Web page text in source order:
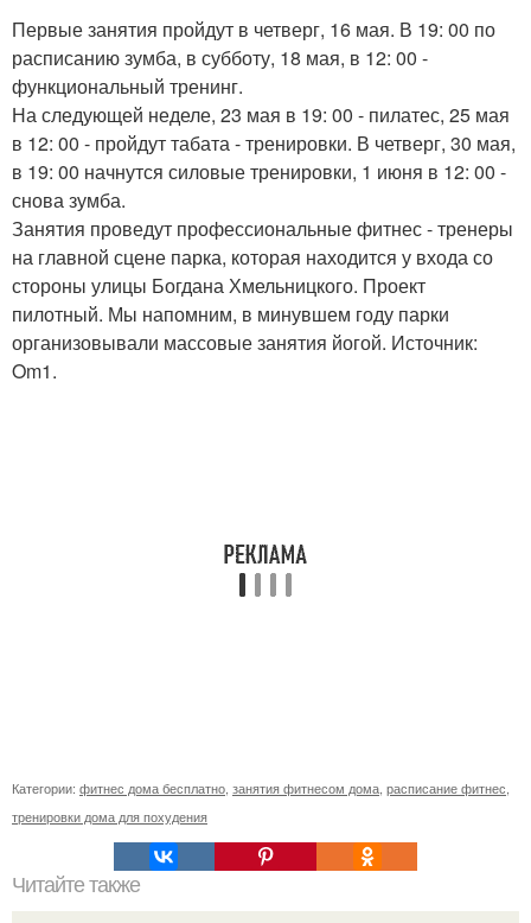
Первые занятия пройдут в четверг, 16 мая. В 19: 00 по
расписанию зумба, в субботу, 18 мая, в 12: 00 -
функциональный тренинг.
На следующей неделе, 23 мая в 19: 00 - пилатес, 25 мая
в 12: 00 - пройдут табата - тренировки. В четверг, 30 мая,
в 19: 00 начнутся силовые тренировки, 1 июня в 12: 00 -
снова зумба.
Занятия проведут профессиональные фитнес - тренеры
на главной сцене парка, которая находится у входа со
стороны улицы Богдана Хмельницкого. Проект
пилотный. Мы напомним, в минувшем году парки
организовывали массовые занятия йогой. Источник:
Om1.
Категории: фитнес дома бесплатно занятия фитнесом дома расписание фитнес
тренировки дома для похудения
Читайте также